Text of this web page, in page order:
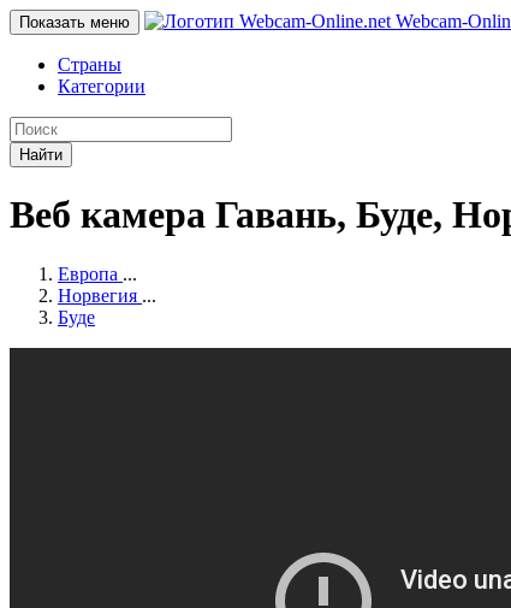
Показать меню Webcam-
Страны
Категории
Найти
Веб камера Гавань, Буде,
Европа ...
Норвегия ...
Буде